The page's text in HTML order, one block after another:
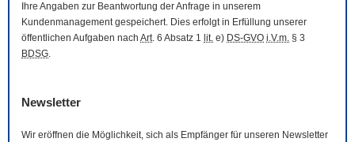
Ihre Angaben zur Beantwortung der Anfrage in unserem
Kundenmanagement gespeichert. Dies erfolgt in Erfüllung unserer
öffentlichen Aufgaben nach Art. 6 Absatz 1 lit. e) DS-GVO i.V.m. § 3
BDSG.
Newsletter
Wir eröffnen die Möglichkeit, sich als Empfänger für unseren Newsletter